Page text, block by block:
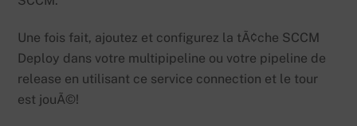
Une fois fait, ajoutez et configurez la tÃ¢che SCCM
Deploy dans votre multipipeline ou votre pipeline de
release en utilisant ce service connection et le tour
est jouÃ©!